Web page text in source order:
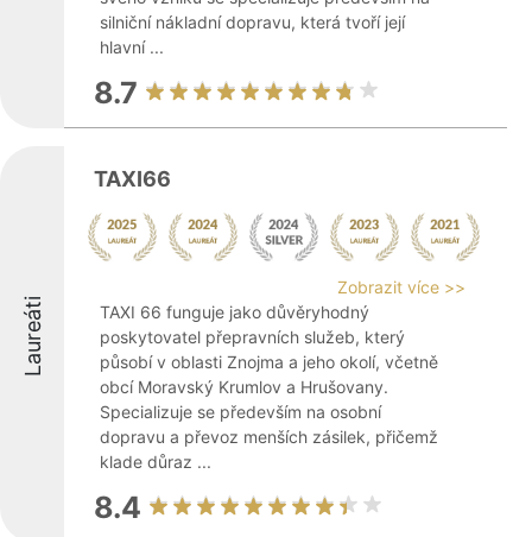
silniční nákladní dopravu, která tvoří její
hlavní ...
8.7
Laureáti
TAXI66
Zobrazit více >>
TAXI 66 funguje jako důvěryhodný
poskytovatel přepravních služeb, který
působí v oblasti Znojma a jeho okolí, včetně
obcí Moravský Krumlov a Hrušovany.
Specializuje se především na osobní
dopravu a převoz menších zásilek, přičemž
klade důraz ...
8.4